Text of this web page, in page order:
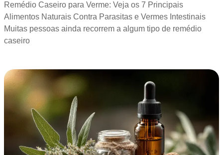
Remédio Caseiro para Verme: Veja os 7 Principais
Alimentos Naturais Contra Parasitas e Vermes Intestinais
Muitas pessoas ainda recorrem a algum tipo de remédio
caseiro